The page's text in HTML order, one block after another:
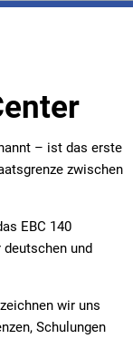
– ist das erste
zwischen
EBC 140
deutschen und
wir uns
Schulungen